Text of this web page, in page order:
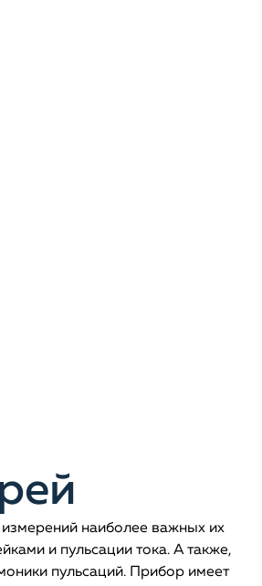
наиболее важных их
и пульсации тока. А также,
пульсаций. Прибор имеет